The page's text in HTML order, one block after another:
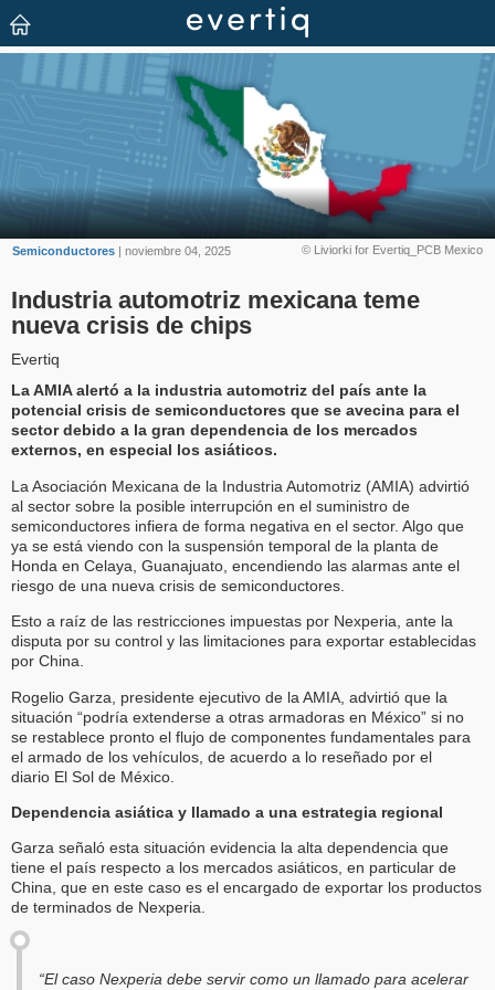
© Liviorki for Evertiq_PCB Mexico
Semiconductores | noviembre 04, 2025
Industria automotriz mexicana teme
nueva crisis de chips
Evertiq
La AMIA alertó a la industria automotriz del país ante la
potencial crisis de semiconductores que se avecina para el
sector debido a la gran dependencia de los mercados
externos, en especial los asiáticos.
La Asociación Mexicana de la Industria Automotriz (AMIA) advirtió
al sector sobre la posible interrupción en el suministro de
semiconductores infiera de forma negativa en el sector. Algo que
ya se está viendo con la suspensión temporal de la planta de
Honda en Celaya, Guanajuato, encendiendo las alarmas ante el
riesgo de una nueva crisis de semiconductores.
Esto a raíz de las restricciones impuestas por Nexperia, ante la
disputa por su control y las limitaciones para exportar establecidas
por China.
Rogelio Garza, presidente ejecutivo de la AMIA, advirtió que la
situación “podría extenderse a otras armadoras en México” si no
se restablece pronto el flujo de componentes fundamentales para
el armado de los vehículos, de acuerdo a lo reseñado por el
diario El Sol de México.
Dependencia asiática y llamado a una estrategia regional
Garza señaló esta situación evidencia la alta dependencia que
tiene el país respecto a los mercados asiáticos, en particular de
China, que en este caso es el encargado de exportar los productos
de terminados de Nexperia.
“El caso Nexperia debe servir como un llamado para acelerar